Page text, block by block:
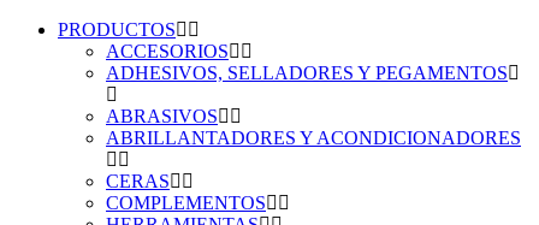
PRODUCTOS
ACCESORIOS
ADHESIVOS, SELLADORES Y PEGAMENTOS
ABRASIVOS
ABRILLANTADORES Y ACONDICIONADORES
CERAS
COMPLEMENTOS